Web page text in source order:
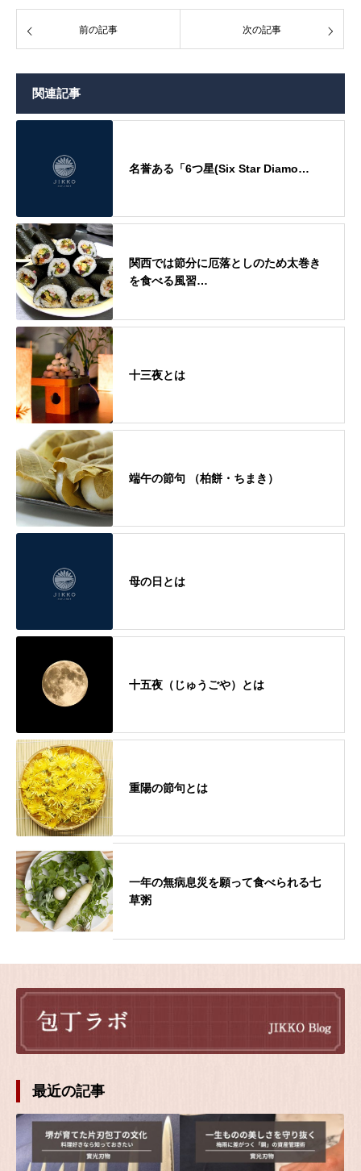
前の記事 次の記事
関連記事
名誉ある「6つ星(Six Star Diamo…
関西では節分に厄落としのため太巻き
を食べる風習…
十三夜とは
端午の節句 （柏餅・ちまき）
母の日とは
十五夜（じゅうごや）とは
重陽の節句とは
一年の無病息災を願って食べられる七
草粥
最近の記事